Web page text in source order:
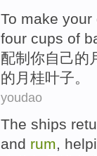
To make your
four cups of
配制 你自己的
的月桂叶子。
youdao
The ships
and rum,